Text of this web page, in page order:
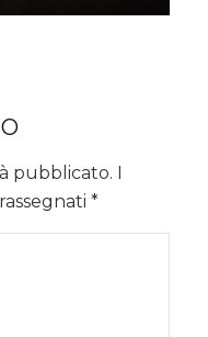
pubblicato. I
*